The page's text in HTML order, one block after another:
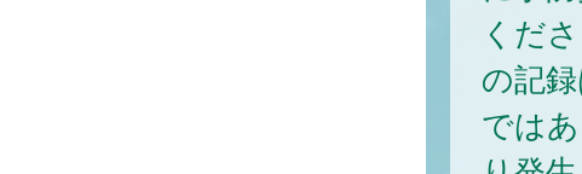
くだ
の記
では